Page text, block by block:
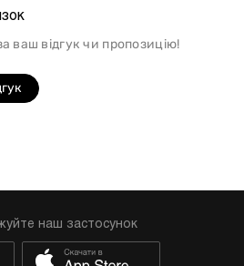
ваш відгук чи пропозицію!
наш застосунок